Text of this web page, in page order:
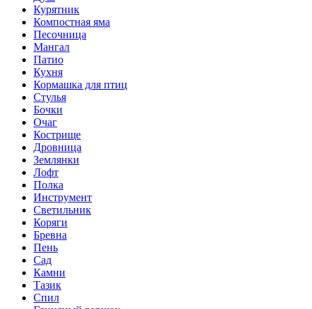
Курятник
Компостная яма
Песочница
Мангал
Патио
Кухня
Кормашка для птиц
Стулья
Бочки
Очаг
Кострище
Дровница
Землянки
Лофт
Полка
Инструмент
Светильник
Коряги
Бревна
Пень
Сад
Камни
Тазик
Спил